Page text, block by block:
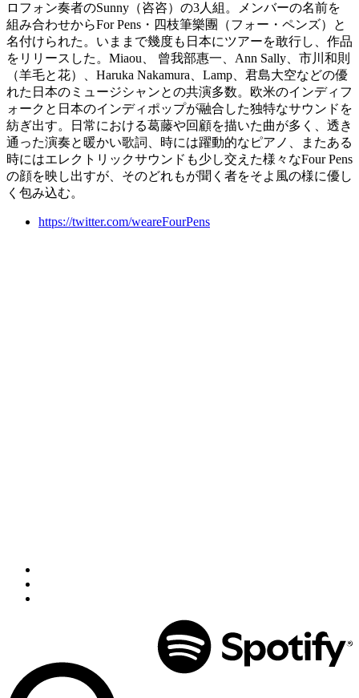
ロフォン奏者のSunny（咨咨）の3人組。メンバーの名前を
組み合わせからFor Pens・四枝筆樂團（フォー・ペンズ）と
名付けられた。いままで幾度も日本にツアーを敢行し、作品
をリリースした。Miaou、 曾我部惠一、Ann Sally、市川和則
（羊毛と花）、Haruka Nakamura、Lamp、君島大空などの優
れた日本のミュージシャンとの共演多数。欧米のインディフ
ォークと日本のインディポップが融合した独特なサウンドを
紡ぎ出す。日常における葛藤や回顧を描いた曲が多く、透き
通った演奏と暖かい歌詞、時には躍動的なピアノ、またある
時にはエレクトリックサウンドも少し交えた様々なFour Pens
の顔を映し出すが、そのどれもが聞く者をそよ風の様に優し
く包み込む。
https://twitter.com/weareFourPens